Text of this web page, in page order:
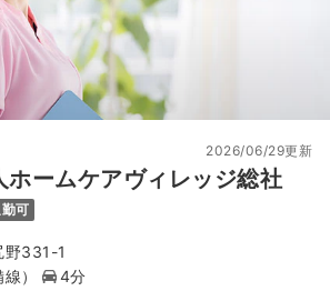
ホームケアヴィレッジ総社
2026/06/29更新
可
野331-1
）
4分